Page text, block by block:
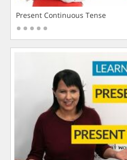
Present Continuous Tense